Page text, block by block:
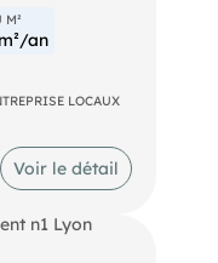
M²
an
m².
sur 3
beau linéaire
métallique.
LOCAUX
Voir le détail